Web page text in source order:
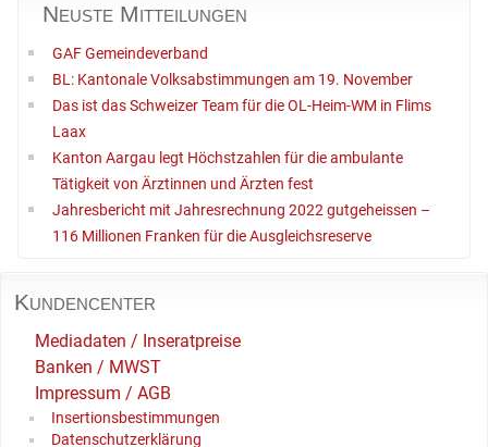
Neuste Mitteilungen
GAF Gemeindeverband
BL: Kantonale Volksabstimmungen am 19. November
Das ist das Schweizer Team für die OL-Heim-WM in Flims
Laax
Kanton Aargau legt Höchstzahlen für die ambulante
Tätigkeit von Ärztinnen und Ärzten fest
Jahresbericht mit Jahresrechnung 2022 gutgeheissen –
116 Millionen Franken für die Ausgleichsreserve
Kundencenter
Mediadaten / Inseratpreise
Banken / MWST
Impressum / AGB
Insertionsbestimmungen
Datenschutzerklärung